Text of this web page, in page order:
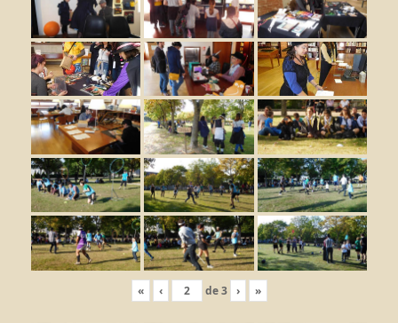
« ‹ de3 › »